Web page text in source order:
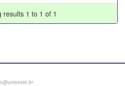
results 1 to 1 of 1